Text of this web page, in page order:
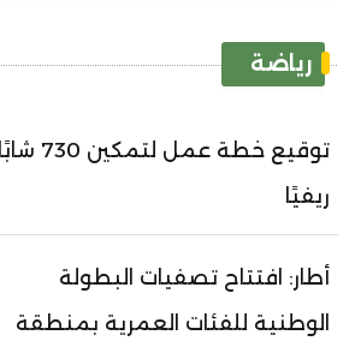
رياضة
توقيع خطة عمل لتمكين 730 شابًا
ريفيًا
أطار: افتتاح تصفيات البطولة
الوطنية للفئات العمرية بمنطقة